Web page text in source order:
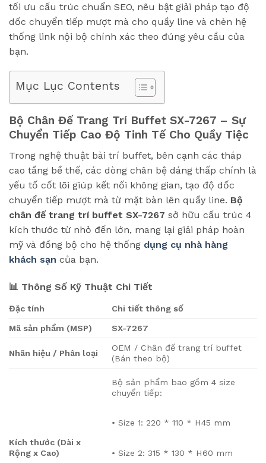
tối ưu cấu trúc chuẩn SEO, nêu bật giải pháp tạo độ
dốc chuyển tiếp mượt mà cho quầy line và chèn hệ
thống link nội bộ chính xác theo đúng yêu cầu của
bạn.
Mục Lục Contents
Bộ Chân Đế Trang Trí Buffet SX-7267 – Sự
Chuyển Tiếp Cao Độ Tinh Tế Cho Quầy Tiệc
Trong nghệ thuật bài trí buffet, bên cạnh các tháp
cao tầng bề thế, các dòng chân bệ dáng thấp chính là
yếu tố cốt lõi giúp kết nối không gian, tạo độ dốc
chuyển tiếp mượt mà từ mặt bàn lên quầy line. Bộ
chân đế trang trí buffet SX-7267 sở hữu cấu trúc 4
kích thước từ nhỏ đến lớn, mang lại giải pháp hoàn
mỹ và đồng bộ cho hệ thống dụng cụ nhà hàng
khách sạn của bạn.
📊 Thông Số Kỹ Thuật Chi Tiết
Đặc tính Chi tiết thông số
Mã sản phẩm (MSP) SX-7267
Nhãn hiệu / Phân loại
OEM / Chân đế trang trí buffet
(Bán theo bộ)
Kích thước (Dài x
Rộng x Cao)
Bộ sản phẩm bao gồm 4 size
chuyển tiếp:
• Size 1: 220 * 110 * H45 mm
• Size 2: 315 * 130 * H60 mm